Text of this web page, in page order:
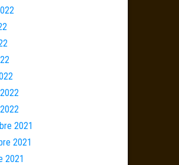
2021
2021
2021